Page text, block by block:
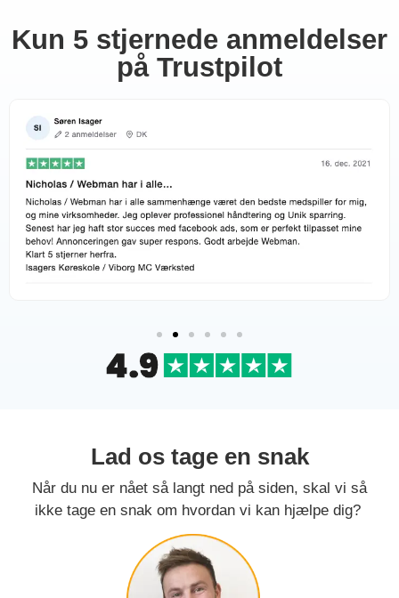
Kun 5 stjernede anmeldelser
på Trustpilot
Lad os tage en snak
Når du nu er nået så langt ned på siden, skal vi så
ikke tage en snak om hvordan vi kan hjælpe dig?